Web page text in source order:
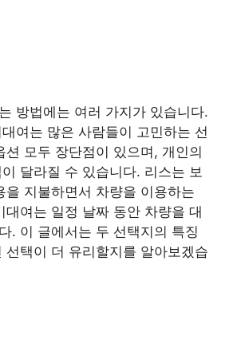
방법에는 여러 가지가 있습니다.
여는 많은 사람들이 고민하는 선
션 모두 장단점이 있으며, 개인의
달라질 수 있습니다. 리스는 보
을 지불하면서 차량을 이용하는
대여는 일정 날짜 동안 차량을 대
. 이 글에서는 두 선택지의 특징
선택이 더 유리할지를 알아보겠습